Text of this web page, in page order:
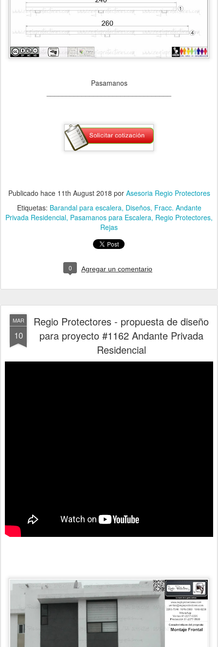
Pasamanos
Publicado hace 11th August 2018 por Asesoria Regio Protectores
Etiquetas: Barandal para escalera Diseños Fracc. Andante
Privada Residencial Pasamanos para Escalera Regio Protectores
Rejas
0 Agregar un comentario
MAR
10
Regio Protectores - propuesta de diseño
para proyecto #1162 Andante Privada
Residencial